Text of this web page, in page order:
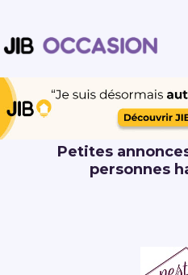
Petites
personnes